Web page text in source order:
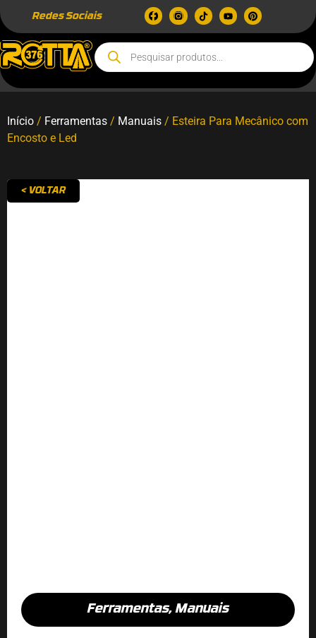
Redes Sociais
Início / Ferramentas / Manuais / Esteira Para Mecânico com
Encosto e Led
< VOLTAR
Ferramentas,Manuais